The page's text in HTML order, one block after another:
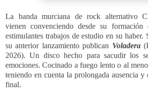
La banda murciana de rock alternativo
vienen convenciendo desde su
estimulantes trabajos de estudio en su haber.
su anterior lanzamiento publican Voladera
2026). Un disco hecho para sacudir los
emociones. Cocinado a fuego lento o al
teniendo en cuenta la prolongada ausencia y
final.